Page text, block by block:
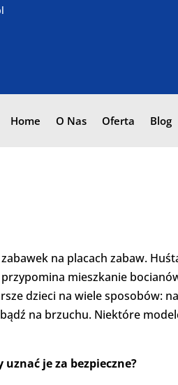
Home O Nas Oferta Blog
na placach zabaw.
przypomina mieszkanie
dzieci na wiele sposobów:
na brzuchu. Niektóre
je za bezpieczne?